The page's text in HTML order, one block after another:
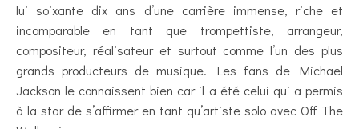
lui soixante dix ans d’une carrière immense, riche et
incomparable en tant que trompettiste, arrangeur,
compositeur, réalisateur et surtout comme l’un des plus
grands producteurs de musique. Les fans de Michael
Jackson le connaissent bien car il a été celui qui a permis
à la star de s’affirmer en tant qu’artiste solo avec Off The